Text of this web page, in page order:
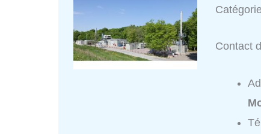
Contact